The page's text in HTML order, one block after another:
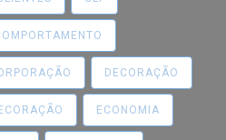
DECORAÇÃO
ECONOMIA